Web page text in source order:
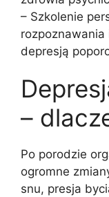
– Szkolenie
depresją
–
Po porodzie
ogromne
snu, presja